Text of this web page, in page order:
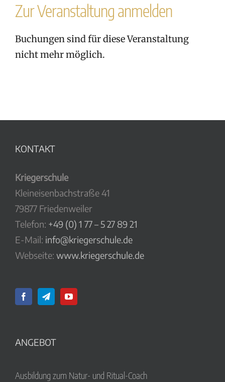
Zur Veranstaltung anmelden
Buchungen sind für diese Veranstaltung
nicht mehr möglich.
KONTAKT
Kriegerschule
Kleineisenbachstraße 41
79877 Friedenweiler
Telefon: +49 (0) 1 77 – 5 27 89 21
E-Mail: info@kriegerschule.de
Webseite: www.kriegerschule.de
ANGEBOT
Ausbildung zum Natur- und Ritual-Coach